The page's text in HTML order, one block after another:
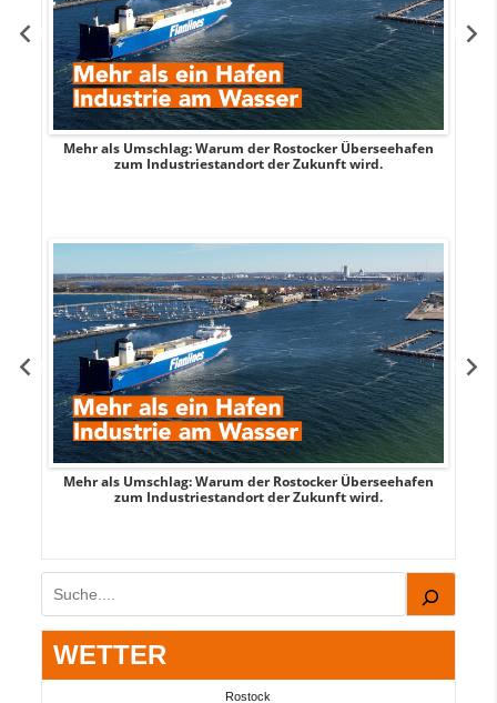
Mehr als Umschlag: Warum der Rostocker Überseehafen
zum Industriestandort der Zukunft wird.
Mehr als Umschlag: Warum der Rostocker Überseehafen
zum Industriestandort der Zukunft wird.
Suchen
WETTER
Rostock